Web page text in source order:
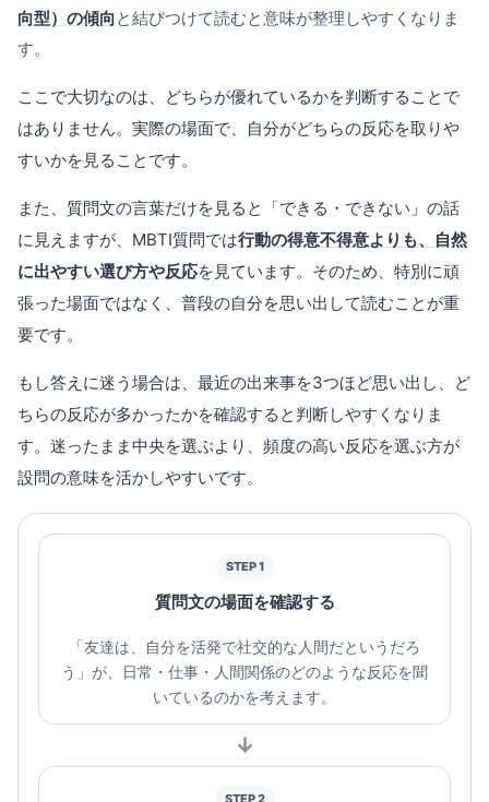
向型）の傾向と結びつけて読むと意味が整理しやすくなりま
す。
ここで大切なのは、どちらが優れているかを判断することで
はありません。実際の場面で、自分がどちらの反応を取りや
すいかを見ることです。
また、質問文の言葉だけを見ると「できる・できない」の話
に見えますが、MBTI質問では行動の得意不得意よりも、自然
に出やすい選び方や反応を見ています。そのため、特別に頑
張った場面ではなく、普段の自分を思い出して読むことが重
要です。
もし答えに迷う場合は、最近の出来事を3つほど思い出し、ど
ちらの反応が多かったかを確認すると判断しやすくなりま
す。迷ったまま中央を選ぶより、頻度の高い反応を選ぶ方が
設問の意味を活かしやすいです。
STEP 1
質問文の場面を確認する
「友達は、自分を活発で社交的な人間だというだろ
う」が、日常・仕事・人間関係のどのような反応を聞
いているのかを考えます。
↓